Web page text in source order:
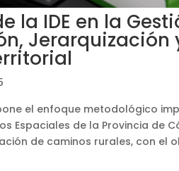
la IDE en la
Jerarquización
el enfoque metodológico
Espaciales de la Provincia de
de caminos rurales, con el